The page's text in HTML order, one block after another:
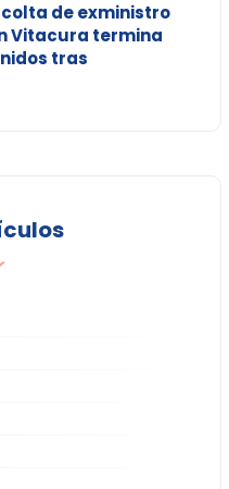
de exministro
Vitacura termina
tras